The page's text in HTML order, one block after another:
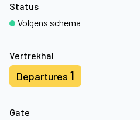
Vertrekhal
Departures 1
Gate
Status
Volgens schema